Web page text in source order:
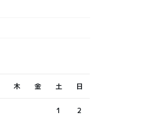
木 金 土 日
1 2